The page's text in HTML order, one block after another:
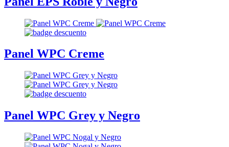
Panel WPC Creme
Panel WPC Grey y Negro